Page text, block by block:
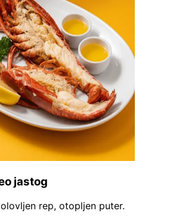
jastog
rep, otopljen puter.